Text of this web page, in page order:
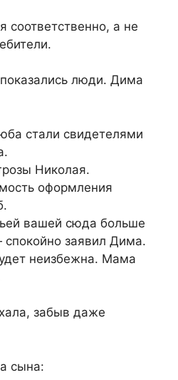
соответственно, а не
люди. Дима
стали свидетелями
Николая.
оформления
вашей сюда больше
заявил Дима.
неизбежна. Мама
забыв даже
сына: